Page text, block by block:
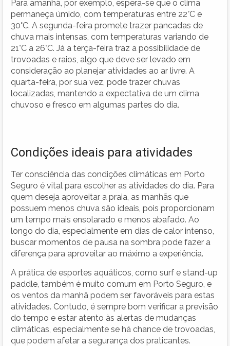
Para amanhã, por exemplo, espera-se que o clima
permaneça úmido, com temperaturas entre 22°C e
30°C. A segunda-feira promete trazer pancadas de
chuva mais intensas, com temperaturas variando de
21°C a 26°C. Já a terça-feira traz a possibilidade de
trovoadas e raios, algo que deve ser levado em
consideração ao planejar atividades ao ar livre. A
quarta-feira, por sua vez, pode trazer chuvas
localizadas, mantendo a expectativa de um clima
chuvoso e fresco em algumas partes do dia.
Condições ideais para atividades
Ter consciência das condições climáticas em Porto
Seguro é vital para escolher as atividades do dia. Para
quem deseja aproveitar a praia, as manhãs que
possuem menos chuva são ideais, pois proporcionam
um tempo mais ensolarado e menos abafado. Ao
longo do dia, especialmente em dias de calor intenso,
buscar momentos de pausa na sombra pode fazer a
diferença para aproveitar ao máximo a experiência.
A prática de esportes aquáticos, como surf e stand-up
paddle, também é muito comum em Porto Seguro, e
os ventos da manhã podem ser favoráveis para estas
atividades. Contudo, é sempre bom verificar a previsão
do tempo e estar atento às alertas de mudanças
climáticas, especialmente se há chance de trovoadas,
que podem afetar a segurança dos praticantes.